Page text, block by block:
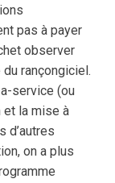
pas à payer
observer
rançongiciel.
service (ou
et la mise à
d’autres
on a plus